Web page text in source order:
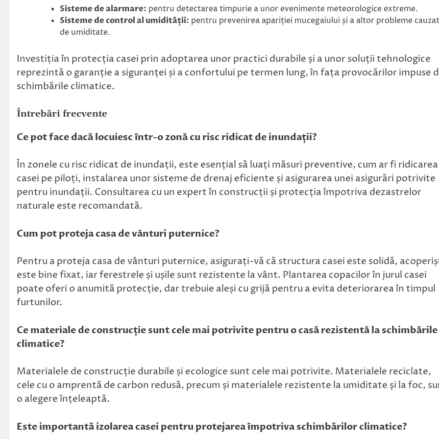
Sisteme de alarmare: pentru detectarea timpurie a unor evenimente meteorologice extreme.
Sisteme de control al umidității: pentru prevenirea apariției mucegaiului și a altor probleme
de umiditate.
Investiția în protecția casei prin adoptarea unor practici durabile și a unor soluții tehnologice
reprezintă o garanție a siguranței și a confortului pe termen lung, în fața provocărilor impuse
schimbările climatice.
Întrebări frecvente
Ce pot face dacă locuiesc într-o zonă cu risc ridicat de inundații?
În zonele cu risc ridicat de inundații, este esențial să luați măsuri preventive, cum ar fi ridicarea
casei pe piloți, instalarea unor sisteme de drenaj eficiente și asigurarea unei asigurări potrivite
pentru inundații. Consultarea cu un expert în construcții și protecția împotriva dezastrelor
naturale este recomandată.
Cum pot proteja casa de vânturi puternice?
Pentru a proteja casa de vânturi puternice, asigurați-vă că structura casei este solidă,
este bine fixat, iar ferestrele și ușile sunt rezistente la vânt. Plantarea copacilor în jurul casei
poate oferi o anumită protecție, dar trebuie aleși cu grijă pentru a evita deteriorarea în timpul
furtunilor.
Ce materiale de construcție sunt cele mai potrivite pentru o casă rezistentă la schimbările
climatice?
Materialele de construcție durabile și ecologice sunt cele mai potrivite. Materialele reciclate,
cele cu o amprentă de carbon redusă, precum și materialele rezistente la umiditate și la foc,
o alegere înțeleaptă.
Este importantă izolarea casei pentru protejarea împotriva schimbărilor climatice?